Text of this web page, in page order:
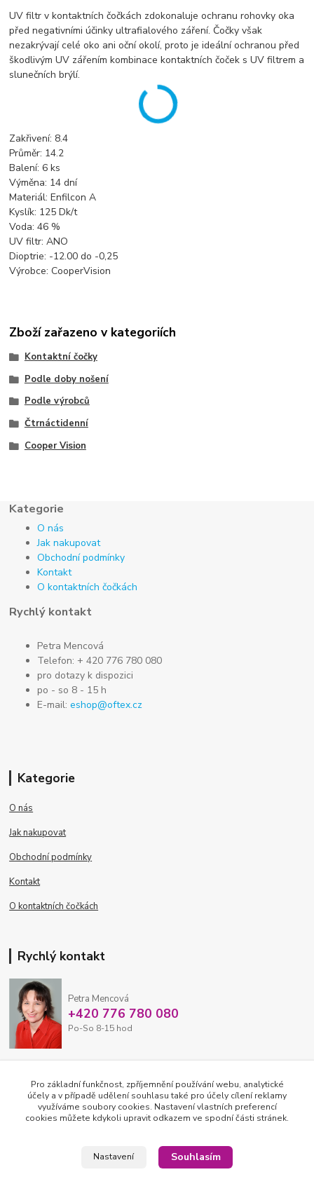
UV filtr v kontaktních čočkách zdokonaluje ochranu rohovky oka
před negativními účinky ultrafialového záření. Čočky však
nezakrývají celé oko ani oční okolí, proto je ideální ochranou před
škodlivým UV zářením kombinace kontaktních čoček s UV filtrem a
slunečních brýlí.
Zakřivení: 8.4
Průměr: 14.2
Balení: 6 ks
Výměna: 14 dní
Materiál: Enfilcon A
Kyslík: 125 Dk/t
Voda: 46 %
UV filtr: ANO
Dioptrie: -12.00 do -0,25
Výrobce: CooperVision
Zboží zařazeno v kategoriích
Kontaktní čočky
Podle doby nošení
Podle výrobců
Čtrnáctidenní
Cooper Vision
Kategorie
O nás
Jak nakupovat
Obchodní podmínky
Kontakt
O kontaktních čočkách
Rychlý kontakt
Petra Mencová
Telefon: + 420 776 780 080
pro dotazy k dispozici
po - so 8 - 15 h
E-mail:eshop@oftex.cz
Kategorie
O nás
Jak nakupovat
Obchodní podmínky
Kontakt
O kontaktních čočkách
Rychlý kontakt
Petra Mencová
+420 776 780 080
Po-So 8-15 hod
Pro základní funkčnost, zpříjemnění používání webu, analytické
účely a v případě udělení souhlasu také pro účely cílení reklamy
využíváme soubory cookies. Nastavení vlastních preferencí
cookies můžete kdykoli upravit odkazem ve spodní části stránek.
Nastavení Souhlasím